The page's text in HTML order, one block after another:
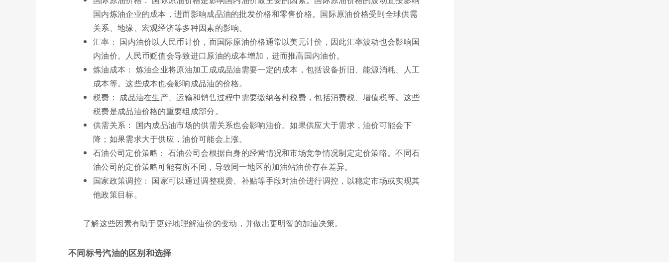
国内炼油企业的成本，进而影响成品油的批发价格和零售价格。国际原油价格受到全球供需
关系、地缘、宏观经济等多种因素的影响。
汇率： 国内油价以人民币计价，而国际原油价格通常以美元计价，因此汇率波动也会影响国
内油价。人民币贬值会导致进口原油的成本增加，进而推高国内油价。
炼油成本： 炼油企业将原油加工成成品油需要一定的成本，包括设备折旧、能源消耗、人工
成本等。这些成本也会影响成品油的价格。
税费： 成品油在生产、运输和销售过程中需要缴纳各种税费，包括消费税、增值税等。这些
税费是成品油价格的重要组成部分。
供需关系： 国内成品油市场的供需关系也会影响油价。如果供应大于需求，油价可能会下
降；如果需求大于供应，油价可能会上涨。
石油公司定价策略： 石油公司会根据自身的经营情况和市场竞争情况制定定价策略。不同石
油公司的定价策略可能有所不同，导致同一地区的加油站油价存在差异。
国家政策调控： 国家可以通过调整税费、补贴等手段对油价进行调控，以稳定市场或实现其
他政策目标。
了解这些因素有助于更好地理解油价的变动，并做出更明智的加油决策。
不同标号汽油的区别和选择